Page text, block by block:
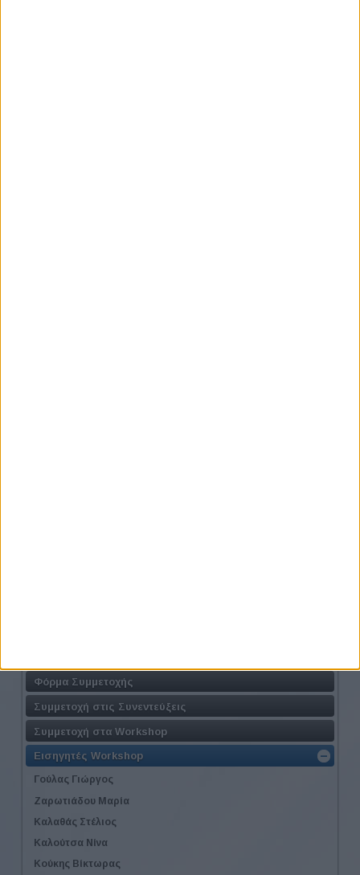
Φόρμα Συμμετοχής
Συμμετοχή στις Συνεντεύξεις
Συμμετοχή στα Workshop
Εισηγητές Workshop
Γούλας Γιώργος
Ζαρωτιάδου Μαρία
Καλαθάς Στέλιος
Καλούτσα Νίνα
Κούκης Βίκτωρας